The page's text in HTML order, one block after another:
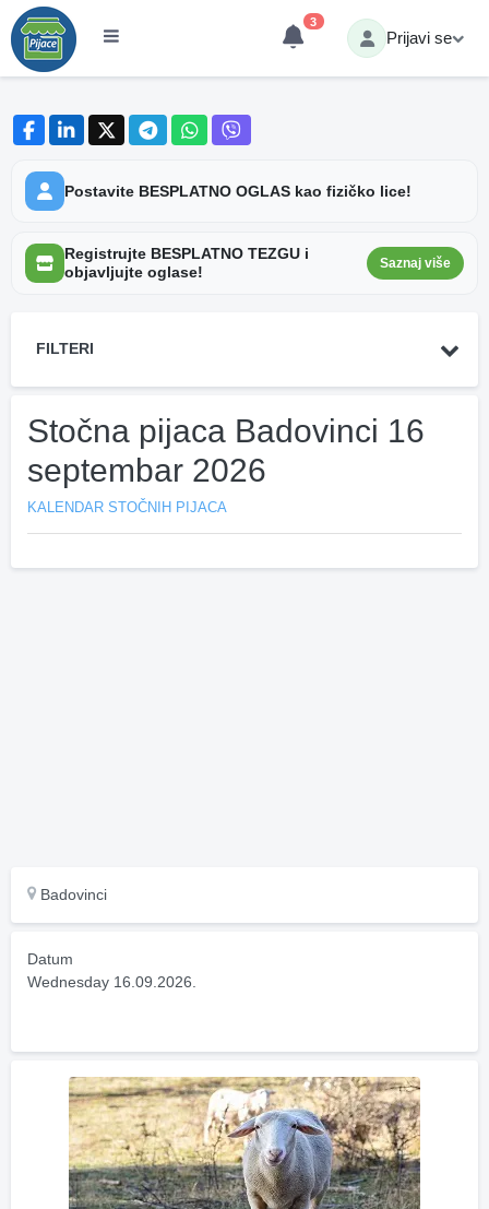
3
Prijavi se
Postavite BESPLATNO OGLAS kao fizičko lice!
Registrujte BESPLATNO TEZGU i
objavljujte oglase!
Saznaj više
FILTERI
Stočna pijaca Badovinci 16
septembar 2026
KALENDAR STOČNIH PIJACA
Badovinci
Datum
Wednesday 16.09.2026.